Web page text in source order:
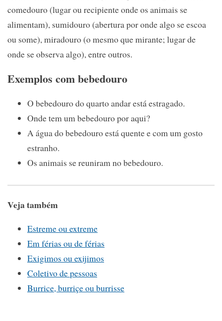
comedouro (lugar ou recipiente onde os animais se
alimentam), sumidouro (abertura por onde algo se escoa
ou some), miradouro (o mesmo que mirante; lugar de
onde se observa algo), entre outros.
Exemplos com bebedouro
O bebedouro do quarto andar está estragado.
Onde tem um bebedouro por aqui?
A água do bebedouro está quente e com um gosto
estranho.
Os animais se reuniram no bebedouro.
Veja também
Estreme ou extreme
Em férias ou de férias
Exigimos ou exijimos
Coletivo de pessoas
Burrice, burriçe ou burrisse